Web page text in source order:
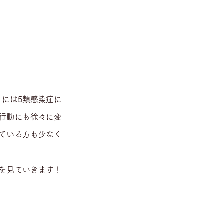
は5類感染症に
動にも徐々に変
いる方も少なく
見ていきます！